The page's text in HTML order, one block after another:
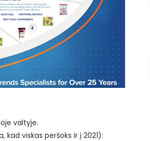
valtyje.
viskas peršoks ir į 2021):